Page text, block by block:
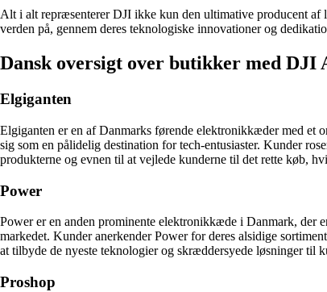
Alt i alt repræsenterer DJI ikke kun den ultimative producent af
verden på, gennem deres teknologiske innovationer og
Dansk oversigt over butikker med
Elgiganten
Elgiganten er en af Danmarks førende elektronikkæder med et
sig som en pålidelig destination for tech-entusiaster. Kunder
produkterne og evnen til at vejlede kunderne til det rette køb,
Power
Power er en anden prominente elektronikkæde i Danmark, der
markedet. Kunder anerkender Power for deres alsidige
at tilbyde de nyeste teknologier og skræddersyede løsninger til
Proshop